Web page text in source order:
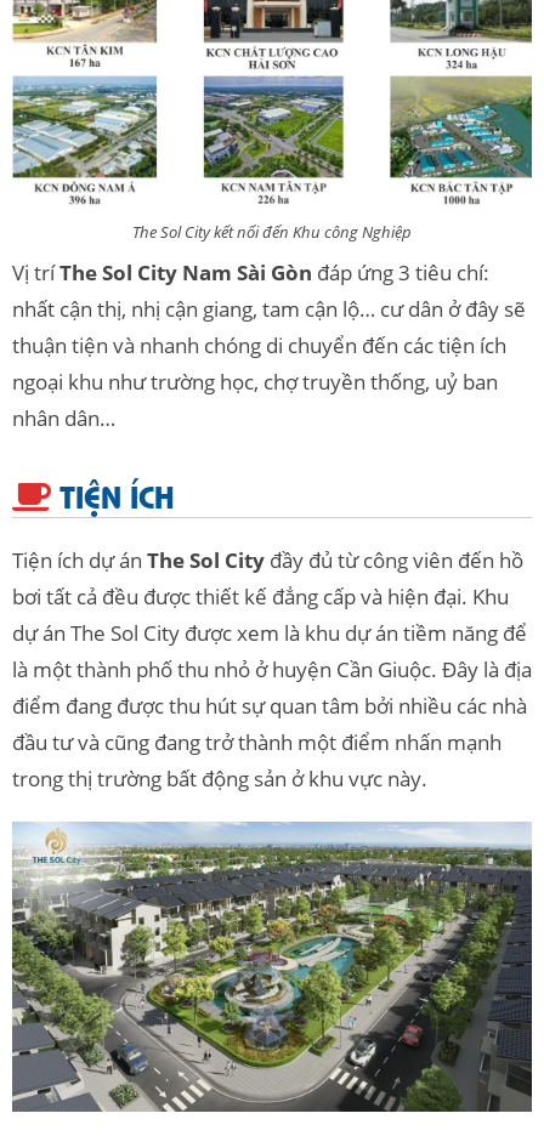
The Sol City kết nối đến Khu công Nghiệp
Vị tríThe Sol City Nam Sài Gòn đáp ứng 3 tiêu chí:
nhất cận thị, nhị cận giang, tam cận lộ… cư dân ở đây sẽ
thuận tiện và nhanh chóng di chuyển đến các tiện ích
ngoại khu như trường học, chợ truyền thống, uỷ ban
nhân dân…
TIỆN ÍCH
Tiện ích dự án The Sol City đầy đủ từ công viên đến hồ
bơi tất cả đều được thiết kế đẳng cấp và hiện đại. Khu
dự án The Sol City được xem là khu dự án tiềm năng để
là một thành phố thu nhỏ ở huyện Cần Giuộc. Đây là địa
điểm đang được thu hút sự quan tâm bởi nhiều các nhà
đầu tư và cũng đang trở thành một điểm nhấn mạnh
trong thị trường bất động sản ở khu vực này.